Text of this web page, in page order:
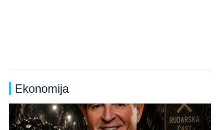
Ekonomija